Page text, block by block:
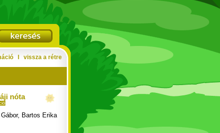
vissza a rétre
nóta
, Bartos Erika